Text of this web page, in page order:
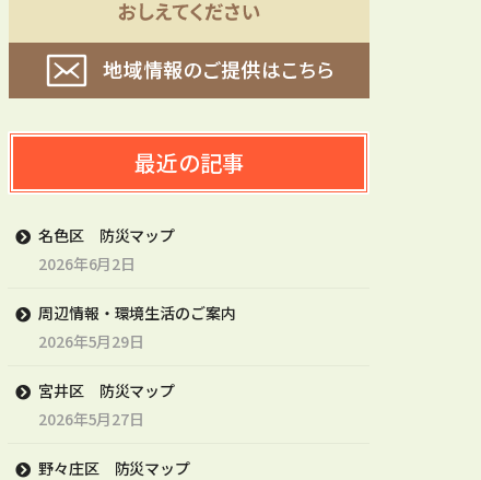
最近の記事
名色区 防災マップ
2026年6月2日
周辺情報・環境生活のご案内
2026年5月29日
宮井区 防災マップ
2026年5月27日
野々庄区 防災マップ